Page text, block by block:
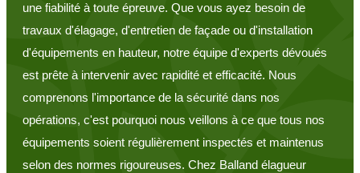
une fiabilité à toute épreuve. Que vous ayez besoin de
travaux d'élagage, d'entretien de façade ou d'installation
d'équipements en hauteur, notre équipe d'experts dévoués
est prête à intervenir avec rapidité et efficacité. Nous
comprenons l'importance de la sécurité dans nos
opérations, c'est pourquoi nous veillons à ce que tous nos
équipements soient régulièrement inspectés et maintenus
selon des normes rigoureuses. Chez Balland élagueur